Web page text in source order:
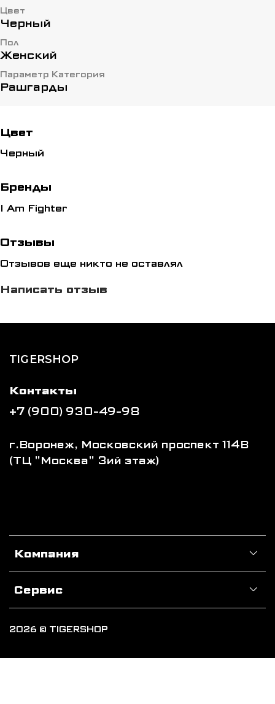
Цвет
Черный
Пол
Женский
Параметр Категория
Рашгарды
Цвет
Черный
Бренды
I Am Fighter
Отзывы
Отзывов еще никто не оставлял
Написать отзыв
TIGERSHOP
Компания
Сервис
Контакты
+7 (900) 930-49-98
г.Воронеж, Московский проспект 114В
(ТЦ "Москва" 3ий этаж)
2026 © TIGERSHOP